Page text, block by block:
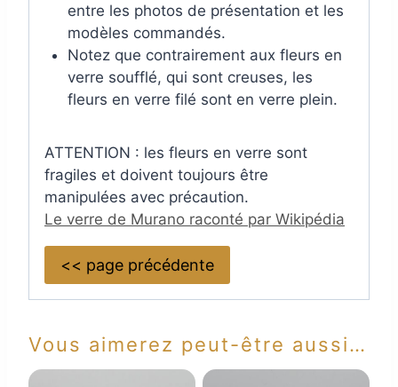
entre les photos de présentation et les
modèles commandés.
Notez que contrairement aux fleurs en
verre soufflé, qui sont creuses, les
fleurs en verre filé sont en verre plein.
ATTENTION : les fleurs en verre sont
fragiles et doivent toujours être
manipulées avec précaution.
Le verre de Murano raconté par Wikipédia
<< page précédente
Vous aimerez peut-être aussi…